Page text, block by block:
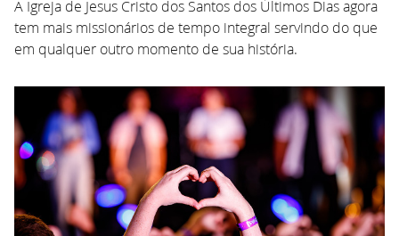
A Igreja de Jesus Cristo dos Santos dos Últimos Dias agora
tem mais missionários de tempo integral servindo do que
em qualquer outro momento de sua história.